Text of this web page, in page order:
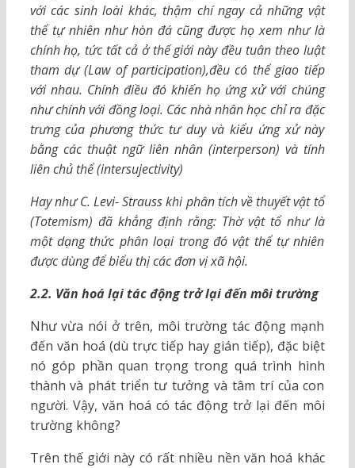
với các sinh loài khác, thậm chí ngay cả những vật
thể tự nhiên như hòn đá cũng được họ xem như là
chính họ, tức tất cả ở thế giới này đều tuân theo luật
tham dự(Law of participation),đều có thể giao tiếp
với nhau. Chính điều đó khiến họ ứng xử với chúng
như chính với đồng loại. Các nhà nhân học chỉ ra đặc
trưng của phương thức tư duy và kiểu ứng xử này
bằng các thuật ngữ liên nhân (interperson) và tính
liên chủ thể(intersujectivity)
Hay như C. Levi- Strauss khi phân tích về thuyết vật tổ
(Totemism) đã khẳng định rằng: Thờ vật tổ như là
một dạng thức phân loại trong đó vật thể tự nhiên
được dùng để biểu thị các đơn vị xã hội.
2.2. Văn hoá lại tác động trở lại đến môi trường
Như vừa nói ở trên, môi trường tác động mạnh
đến văn hoá (dù trực tiếp hay gián tiếp), đặc biệt
nó góp phần quan trọng trong quá trình hình
thành và phát triển tư tưởng và tâm trí của con
người. Vậy, văn hoá có tác động trở lại đến môi
trường không?
Trên thế giới này có rất nhiều nền văn hoá khác